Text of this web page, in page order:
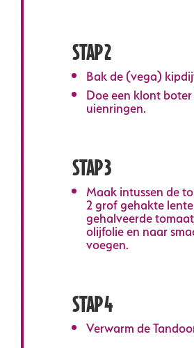
STAP 2
Bak de (vega)
Doe een klont
uienringen.
STAP 3
Maak intussen de
2 grof gehakte
gehalveerde
olijfolie en naar
voegen.
STAP 4
Verwarm de